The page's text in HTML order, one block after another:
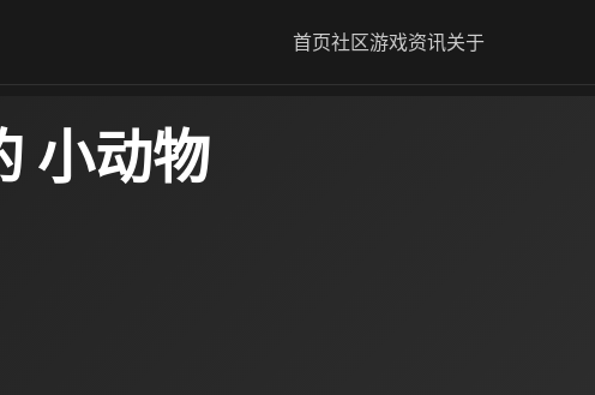
首页社区游戏资讯关于
小动物